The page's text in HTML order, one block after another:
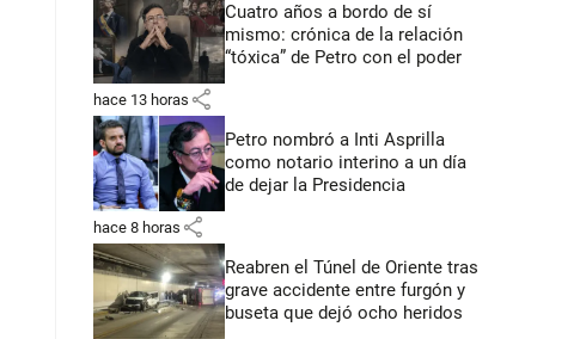
Cuatro años a bordo de sí
mismo: crónica de la relación
“tóxica” de Petro con el poder
hace 13 horas share
Petro nombró a Inti Asprilla
como notario interino a un día
de dejar la Presidencia
hace 8 horas share
Reabren el Túnel de Oriente tras
grave accidente entre furgón y
buseta que dejó ocho heridos